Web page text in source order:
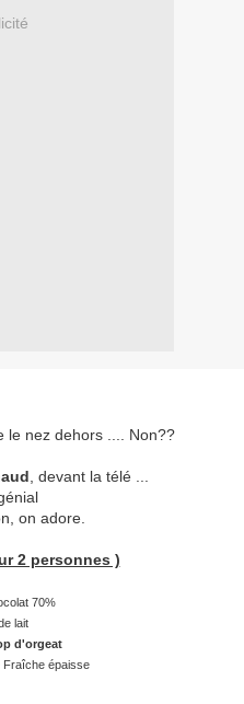
le nez dehors .... Non??
, devant la télé ...
on adore.
2 personnes )
70%
lait
d'orgeat
Fraîche épaisse